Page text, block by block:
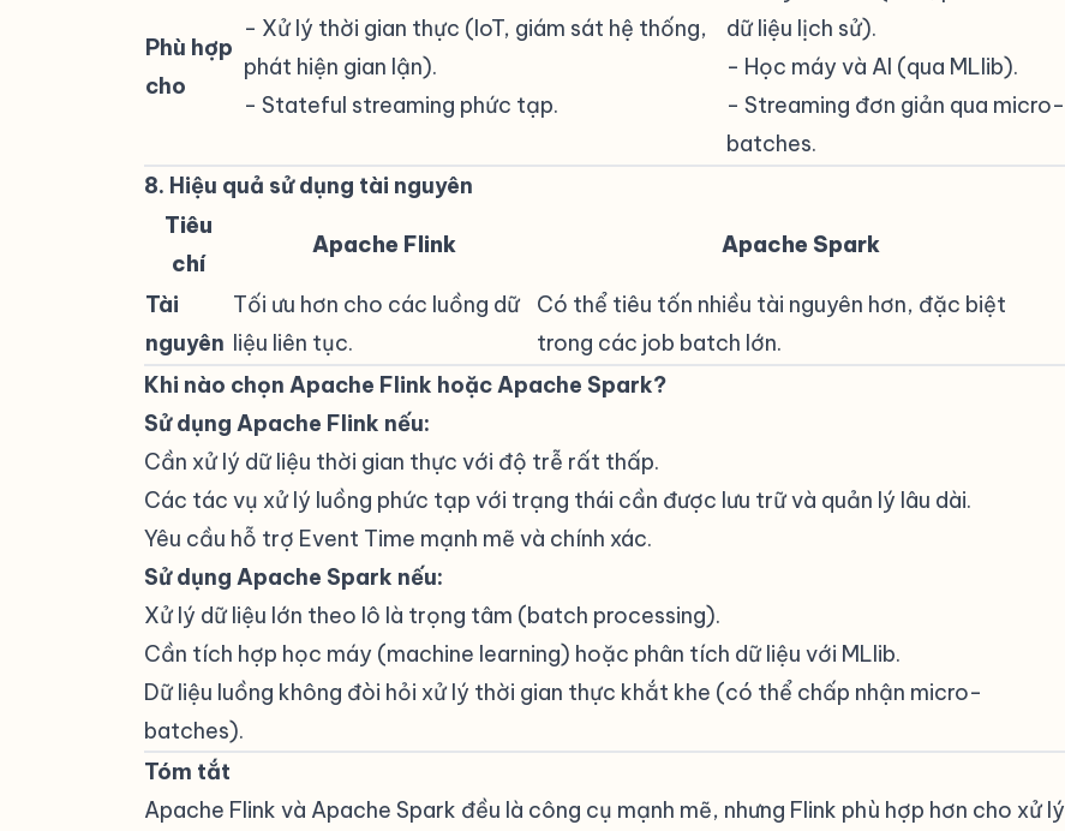
Phù hợp
cho
- Xử lý thời gian thực (IoT, giám sát hệ thống,
phát hiện gian lận).
- Stateful streaming phức tạp.
dữ liệu lịch sử).
- Học máy và AI (qua MLlib).
- Streaming đơn giản qua micro-
batches.
8. Hiệu quả sử dụng tài nguyên
Tiêu
chí
Apache Flink Apache Spark
Tài
nguyên
Tối ưu hơn cho các luồng dữ
liệu liên tục.
Có thể tiêu tốn nhiều tài nguyên hơn, đặc biệt
trong các job batch lớn.
Khi nào chọn Apache Flink hoặc Apache Spark?
Sử dụng Apache Flink nếu:
Cần xử lý dữ liệu thời gian thực với độ trễ rất thấp.
Các tác vụ xử lý luồng phức tạp với trạng thái cần được lưu trữ và quản lý lâu dài.
Yêu cầu hỗ trợ Event Time mạnh mẽ và chính xác.
Sử dụng Apache Spark nếu:
Xử lý dữ liệu lớn theo lô là trọng tâm (batch processing).
Cần tích hợp học máy (machine learning) hoặc phân tích dữ liệu với MLlib.
Dữ liệu luồng không đòi hỏi xử lý thời gian thực khắt khe (có thể chấp nhận micro-
batches).
Tóm tắt
Apache Flink và Apache Spark đều là công cụ mạnh mẽ, nhưng Flink phù hợp hơn cho xử lý